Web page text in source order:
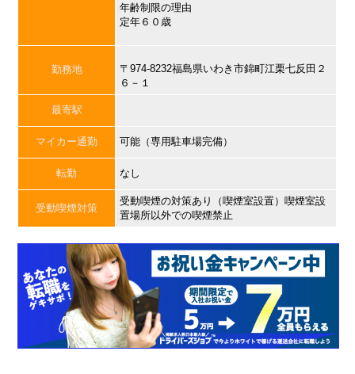
年齢制限の理由
定年６０歳
勤務地
〒974-8232福島県いわき市錦町江栗七反田２
６－１
最寄駅
マイカー通勤 可能（専用駐車場完備）
転勤 なし
受動喫煙対策
受動喫煙の対策あり（喫煙室設置）喫煙室設
置場所以外での喫煙禁止